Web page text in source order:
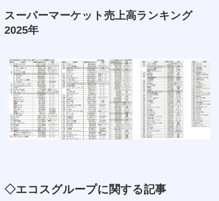
スーパーマーケット売上高ランキング
2025年
◇エコスグループに関する記事